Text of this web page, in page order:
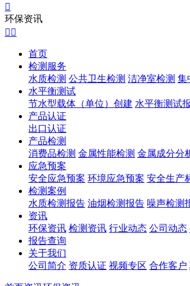

环保资讯
 
首页
检测服务
水质检测 公共卫生检测 洁净室检测 集
水平衡测试
节水型载体（单位）创建 水平衡测试
产品认证
出口认证
产品检测
消费品检测 金属性能检测 金属成分分
应急预案
安全应急预案 环境应急预案 安全生产
检测案例
水质检测报告 油烟检测报告 噪声检测
资讯
环保资讯 检测资讯 行业动态 公司动态
报告查询
关于我们
公司简介 资质认证 视频专区 合作客户